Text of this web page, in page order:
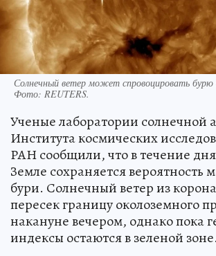
Солнечный ветер может спровоцировать бурю
Фото: REUTERS.
Ученые лаборатории солнечной
Института космических
РАН сообщили, что в течение
Земле сохраняется вероятность
бури. Солнечный ветер из
пересек границу околоземного
накануне вечером, однако пока
индексы остаются в зеленой зоне.